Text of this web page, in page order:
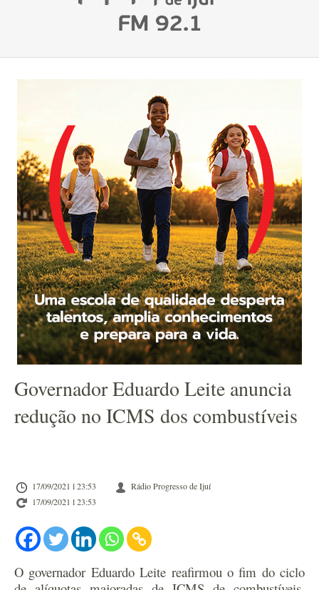
Governador Eduardo Leite anuncia
redução no ICMS dos combustíveis
17/09/2021 l 23:53
Rádio Progresso de Ijuí
17/09/2021 l 23:53
O governador Eduardo Leite reafirmou o fim do ciclo